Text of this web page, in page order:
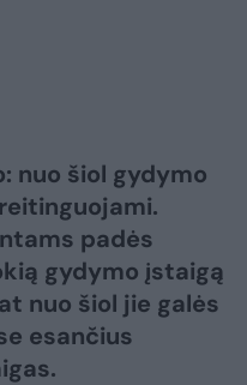
nuo šiol gydymo
padės
gydymo įstaigą
nuo šiol jie galės
esančius